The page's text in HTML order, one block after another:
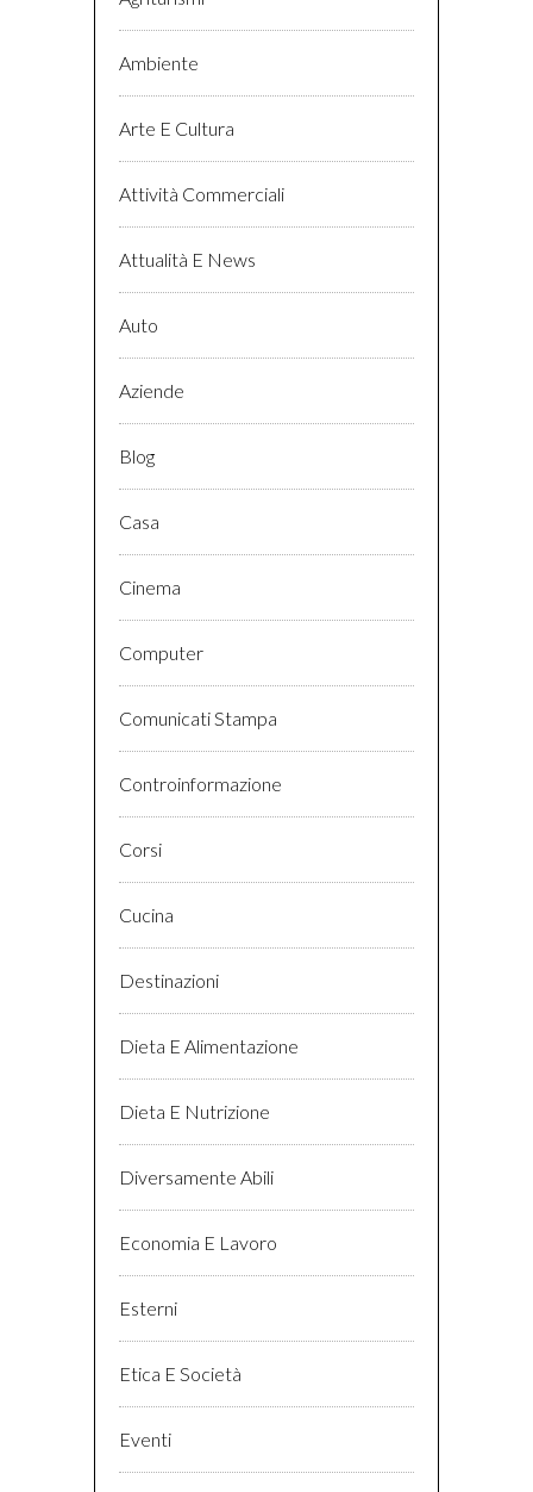
Ambiente
Arte E Cultura
Attività Commerciali
Attualità E News
Auto
Aziende
Blog
Casa
Cinema
Computer
Comunicati Stampa
Controinformazione
Corsi
Cucina
Destinazioni
Dieta E Alimentazione
Dieta E Nutrizione
Diversamente Abili
Economia E Lavoro
Esterni
Etica E Società
Eventi